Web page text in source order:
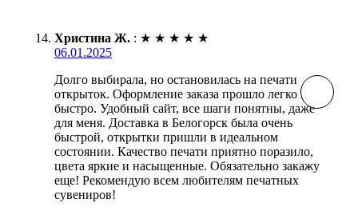
Христина Ж. : ★ ★ ★ ★ ★
06.01.2025
Долго выбирала, но остановилась на печати
открыток. Оформление заказа прошло легко и
быстро. Удобный сайт, все шаги понятны, даже
для меня. Доставка в Белогорск была очень
быстрой, открытки пришли в идеальном
состоянии. Качество печати приятно поразило,
цвета яркие и насыщенные. Обязательно закажу
еще! Рекомендую всем любителям печатных
сувениров!